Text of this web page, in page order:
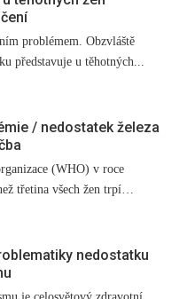
problémem. Obzvláště
představuje u těhotných...
/ nedostatek železa
(WHO) v roce
třetina všech žen trpí
nedostatku